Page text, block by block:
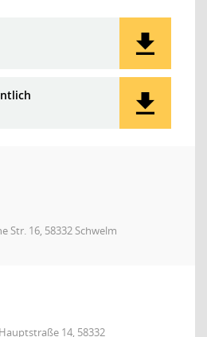
Str. 16, 58332 Schwelm
14, 58332